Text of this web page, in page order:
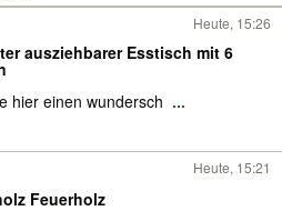
Heute, 15:26
ausziehbarer Esstisch mit 6
hier einen wundersch ...
Heute, 15:21
Feuerholz